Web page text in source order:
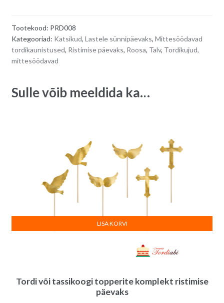
ingel
quantity
Tootekood: PRD008
Kategooriad: Katsikud, Lastele sünnipäevaks, Mittesöödavad
tordikaunistused, Ristimise päevaks, Roosa, Talv, Tordikujud,
mittesöödavad
Sulle võib meeldida ka…
Tordi või tassikoogi topperite komplekt ristimise
päevaks
LISA KORVI